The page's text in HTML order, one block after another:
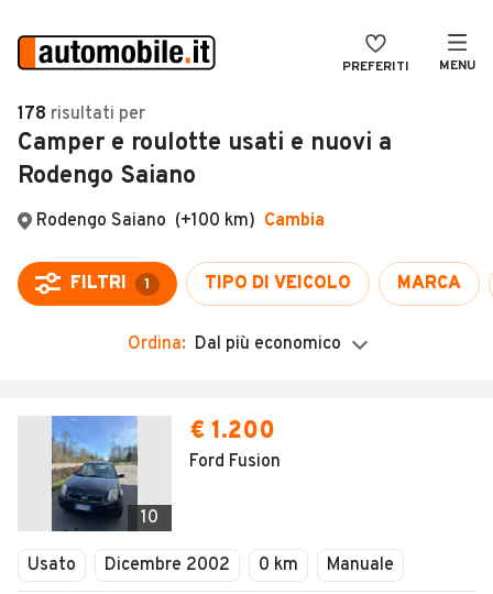
PREFERITI MENU
Auto
Auto usate
Auto Km 0
Auto Nuove
Moto
Camper
Veicoli Commerciali
Concessionari
VENDI
MAGAZINE
ACCEDI
178 risultati per
Camper e roulotte usati e nuovi a
Rodengo Saiano
Ordina: Dal più economico
10
€ 1.200
Ford Fusion
Usato Dicembre 2002 0 km Manuale